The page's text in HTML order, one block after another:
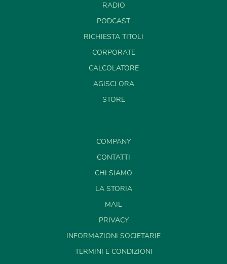
RADIO
PODCAST
RICHIESTA TITOLI
CORPORATE
CALCOLATORE
AGISCI ORA
STORE
COMPANY
CONTATTI
CHI SIAMO
LA STORIA
MAIL
PRIVACY
INFORMAZIONI SOCIETARIE
TERMINI E CONDIZIONI